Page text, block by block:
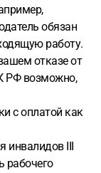
обязан
работу.
отказе от
РФ возможно,
с оплатой как
инвалидов III
рабочего